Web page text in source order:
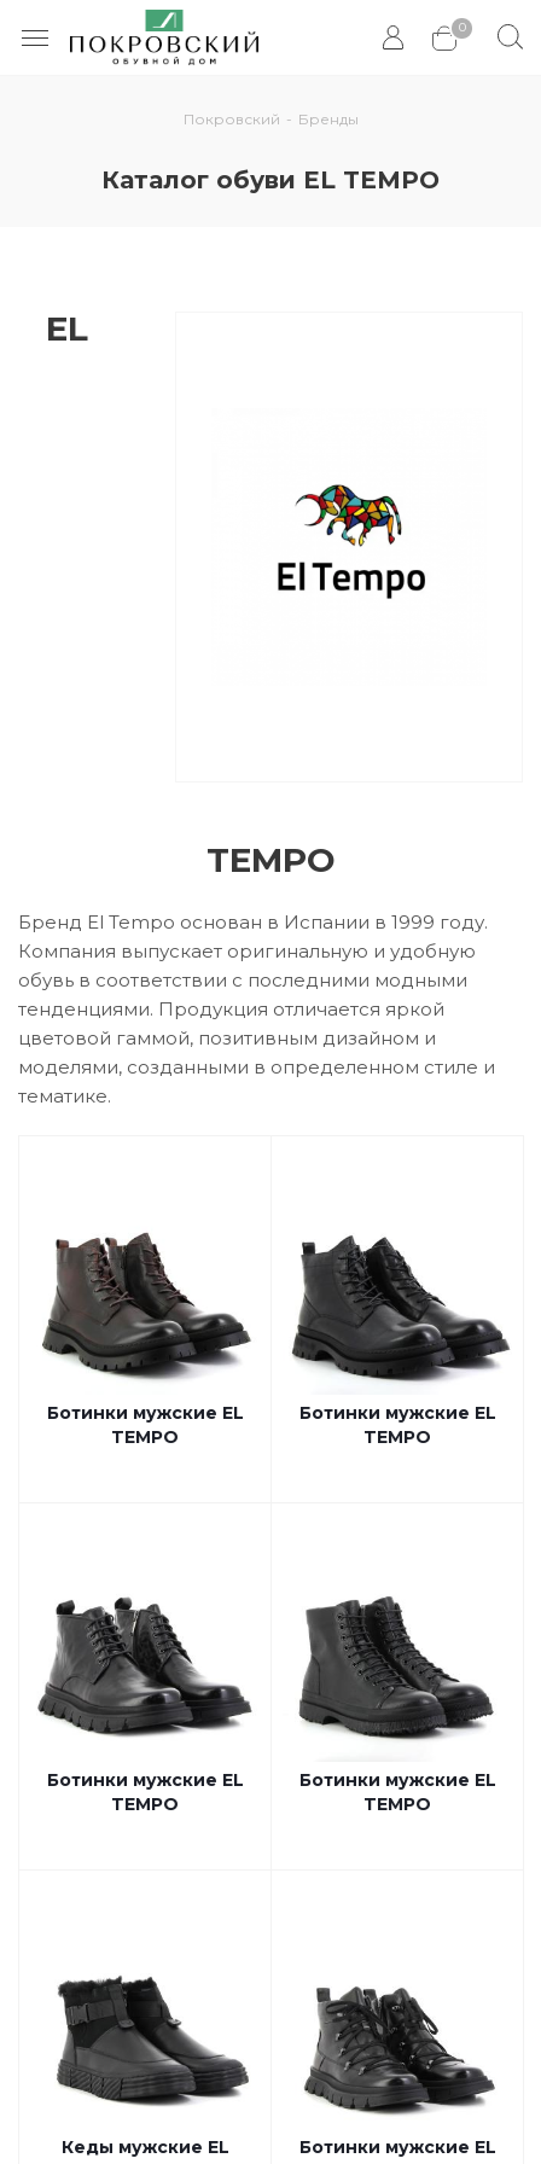
0
Покровский - Бренды
Каталог обуви EL TEMPO
EL
TEMPO
Бренд El Tempo основан в Испании в 1999 году.
Компания выпускает оригинальную и удобную
обувь в соответствии с последними модными
тенденциями. Продукция отличается яркой
цветовой гаммой, позитивным дизайном и
моделями, созданными в определенном стиле и
тематике.
Ботинки мужские EL
TEMPO
Ботинки мужские EL
TEMPO
Ботинки мужские EL
TEMPO
Ботинки мужские EL
TEMPO
Кеды мужские EL
Ботинки мужские EL